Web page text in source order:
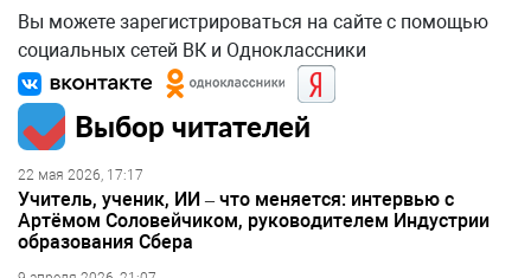
Вы можете зарегистрироваться на сайте с помощью
социальных сетей ВК и Одноклассники
Выбор читателей
22 мая 2026, 17:17
Учитель, ученик, ИИ – что меняется: интервью с
Артёмом Соловейчиком, руководителем Индустрии
образования Сбера